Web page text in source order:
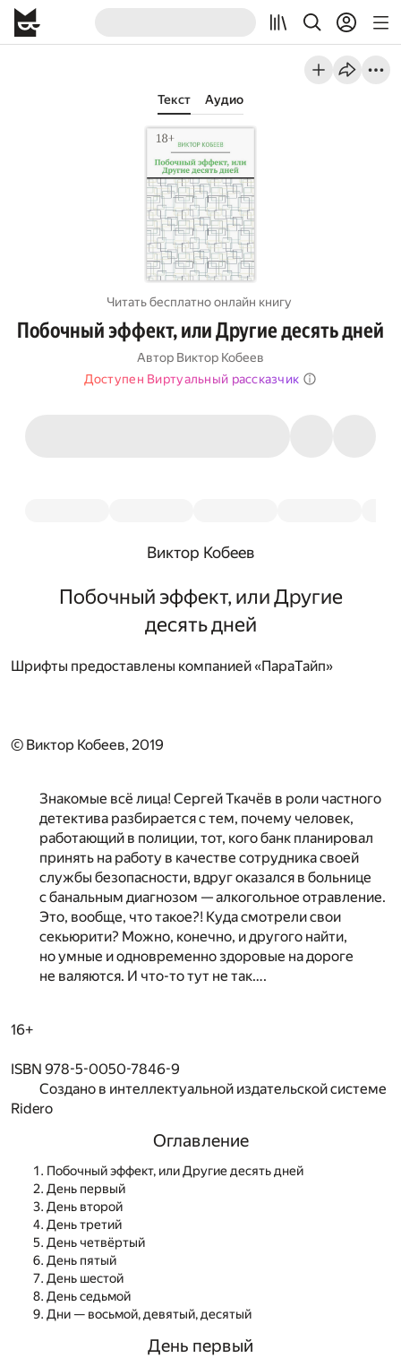
Текст Аудио
Читать бесплатно онлайн книгу
Побочный эффект, или Другие десять дней
Автор Виктор Кобеев
Доступен Виртуальный рассказчик
Виктор Кобеев
Побочный эффект, или Другие
десять дней
Шрифты предоставлены компанией «ПараТайп»
© Виктор Кобеев, 2019
Знакомые всё лица! Сергей Ткачёв в роли частного
детектива разбирается с тем, почему человек,
работающий в полиции, тот, кого банк планировал
принять на работу в качестве сотрудника своей
службы безопасности, вдруг оказался в больнице
с банальным диагнозом — алкогольное отравление.
Это, вообще, что такое?! Куда смотрели свои
секьюрити? Можно, конечно, и другого найти,
но умные и одновременно здоровые на дороге
не валяются. И что-то тут не так….
16+
ISBN 978-5-0050-7846-9
Создано в интеллектуальной издательской системе
Ridero
Оглавление
Побочный эффект, или Другие десять дней
День первый
День второй
День третий
День четвёртый
День пятый
День шестой
День седьмой
Дни — восьмой, девятый, десятый
День первый